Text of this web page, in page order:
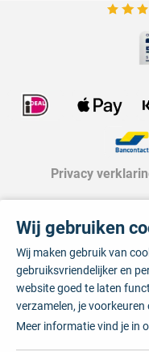
Bekijk
Privacy
Wij gebruiken
Wij maken gebruik van
gebruiksvriendelijker en
website goed te laten
verzamelen, je
Meer informatie vind je in